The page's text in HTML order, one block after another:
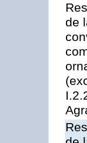
de